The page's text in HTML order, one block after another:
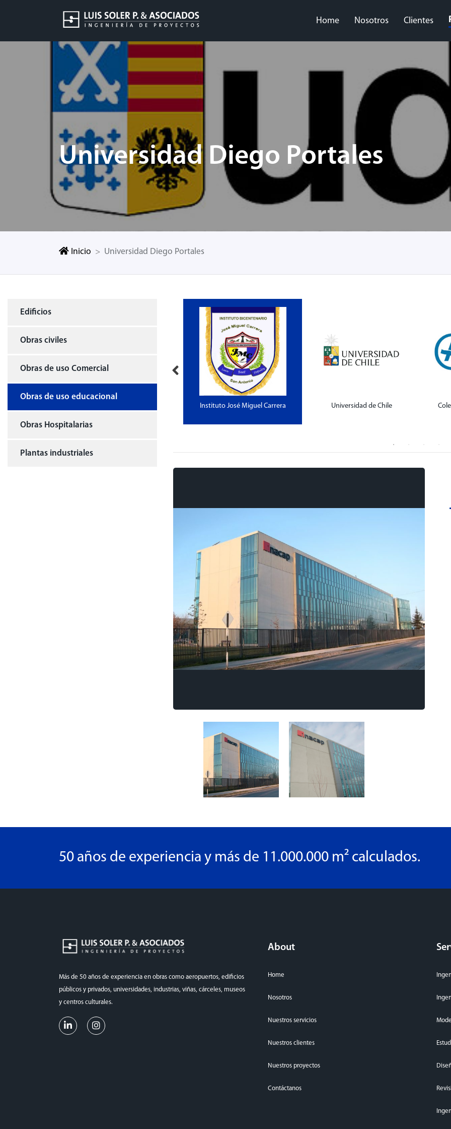
Home Nosotros Clientes
Universidad Diego Portales
Inicio Universidad Diego Portales
Edificios
Obras civiles
Obras de uso Comercial
Obras de uso educacional
Obras Hospitalarias
Plantas industriales
Instituto José Miguel Carrera Universidad de Chile
50 años de experiencia y más de 11.000.000 m² calculados.
Más de 50 años de experiencia en obras como aeropuertos, edificios
públicos y privados, universidades, industrias, viñas, cárceles, museos
y centros culturales.
About
Home
Nosotros
Nuestros servicios
Nuestros clientes
Nuestros proyectos
Contáctanos